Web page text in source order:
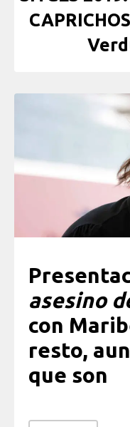
asesino
con
resto,
que son